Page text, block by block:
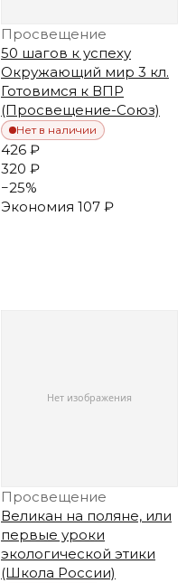
Просвещение
50 шагов к успеху
Окружающий мир 3 кл.
Готовимся к ВПР
(Просвещение-Союз)
Нет в наличии
426 ₽
320 ₽
−25%
Экономия 107 ₽
Просвещение
Великан на поляне, или
первые уроки
экологической этики
(Школа России)